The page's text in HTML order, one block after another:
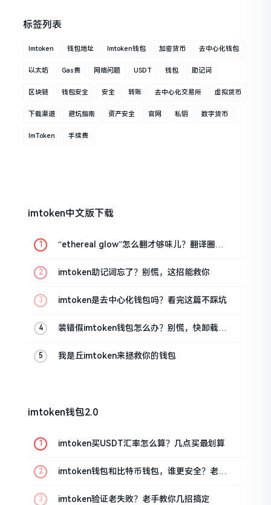
标签列表
Imtoken 钱包地址 Imtoken钱包 加密货币 去中心化钱包
以太坊 Gas费 网络问题 USDT 钱包 助记词
区块链 钱包安全 安全 转账 去中心化交易所 虚拟货币
下载渠道 避坑指南 资产安全 官网 私钥 数字货币
ImToken 手续费
imtoken中文版下载
“ethereal glow”怎么翻才够味儿？翻译圈老
imtoken助记词忘了？别慌，这招能救你
imtoken是去中心化钱包吗？看完这篇不踩坑
装错假imtoken钱包怎么办？别慌，快卸载，
我是丘imtoken来拯救你的钱包
imtoken钱包2.0
imtoken买USDT汇率怎么算？几点买最划算
imtoken钱包和比特币钱包，谁更安全？老玩
imtoken验证老失败？老手教你几招搞定